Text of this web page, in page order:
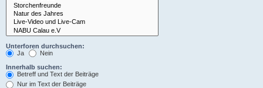
Unterforen durchsuchen:
Ja
Nein
Innerhalb suchen:
Betreff und Text der Beiträge
Nur im Text der Beiträge